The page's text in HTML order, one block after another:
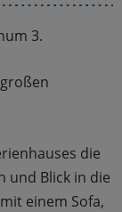
3.
die
und Blick in die
einem Sofa,